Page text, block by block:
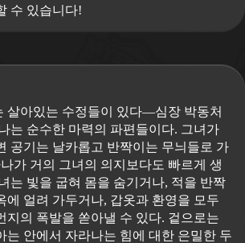
수 있습니다!
살아있는 수정들이 있다—심장 박동처
는 순수한 마력의 파편들이다. 그녀가
공기는 날카롭고 반짝이는 무늬들로 가
가 거의 그녀의 의지보다도 빠르게 생
는 빛을 굽혀 몸을 숨기거나, 적을 반짝
에 얼려 가두거나, 갑옷과 환영을 모두
지의 폭발을 쏟아낼 수 있다. 겉으로는
는 안에서 자라나는 힘에 대한 은밀한 두